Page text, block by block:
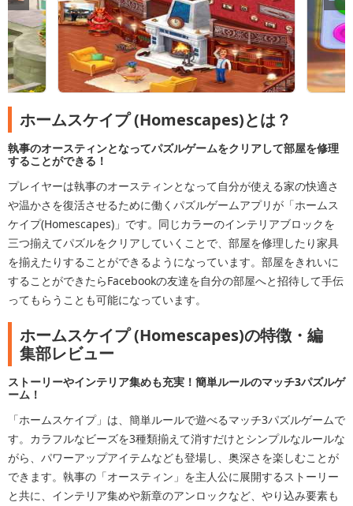
ホームスケイプ (Homescapes)とは？
執事のオースティンとなってパズルゲームをクリアして部屋を修理
することができる！
プレイヤーは執事のオースティンとなって自分が使える家の快適さ
や温かさを復活させるために働くパズルゲームアプリが「ホームス
ケイプ(Homescapes)」です。同じカラーのインテリアブロックを
三つ揃えてパズルをクリアしていくことで、部屋を修理したり家具
を揃えたりすることができるようになっています。部屋をきれいに
することができたらFacebookの友達を自分の部屋へと招待して手伝
ってもらうことも可能になっています。
ホームスケイプ (Homescapes)の特徴・編
集部レビュー
ストーリーやインテリア集めも充実！簡単ルールのマッチ3パズルゲ
ーム！
「ホームスケイプ」は、簡単ルールで遊べるマッチ3パズルゲームで
す。カラフルなビーズを3種類揃えて消すだけとシンプルなルールな
がら、パワーアップアイテムなども登場し、奥深さを楽しむことが
できます。執事の「オースティン」を主人公に展開するストーリー
と共に、インテリア集めや新章のアンロックなど、やり込み要素も